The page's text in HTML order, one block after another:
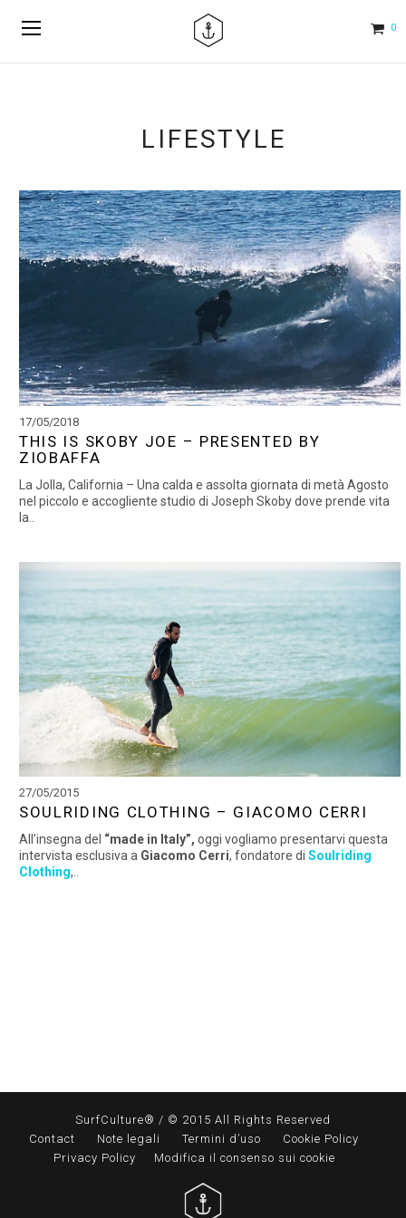
0
LIFESTYLE
17/05/2018
THIS IS SKOBY JOE – PRESENTED BY
ZIOBAFFA
La Jolla, California – Una calda e assolta giornata di metà Agosto
nel piccolo e accogliente studio di Joseph Skoby dove prende vita
la..
27/05/2015
SOULRIDING CLOTHING – GIACOMO CERRI
All’insegna del “made in Italy”, oggi vogliamo presentarvi questa
intervista esclusiva a Giacomo Cerri, fondatore di Soulriding
Clothing,..
SurfCulture® / © 2015 All Rights Reserved
Contact
Note legali Termini d’uso
Cookie Policy
Privacy Policy
Modifica il consenso sui cookie